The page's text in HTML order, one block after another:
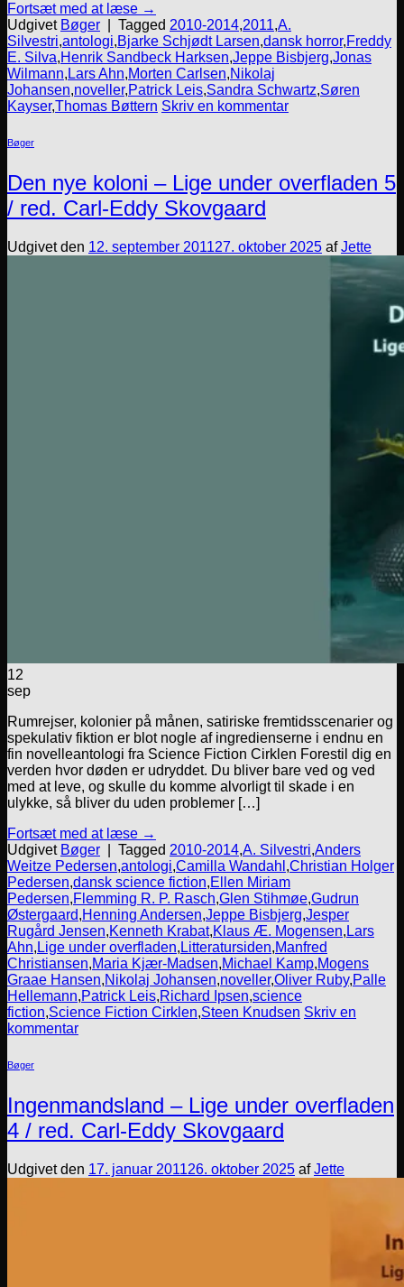
Fortsæt med at læse →
Udgivet Bøger Tagged 2010-2014,2011,A.
Silvestri,antologi,Bjarke Schjødt Larsen,dansk horror,Freddy
E. Silva,Henrik Sandbeck Harksen,Jeppe Bisbjerg,Jonas
Wilmann, Lars Ahn,Morten Carlsen,Nikolaj
Johansen,noveller,Patrick Leis,Sandra Schwartz,Søren
Kayser,Thomas Bøttern Skriv en kommentar
Bøger
Den nye koloni – Lige under overfladen 5
/ red. Carl-Eddy Skovgaard
Udgivet den 12. september 201127. oktober 2025 afJette
12
sep
Rumrejser, kolonier på månen, satiriske fremtidsscenarier og
spekulativ fiktion er blot nogle af ingredienserne i endnu en
fin novelleantologi fra Science Fiction Cirklen Forestil dig en
verden hvor døden er udryddet. Du bliver bare ved og ved
med at leve, og skulle du komme alvorligt til skade i en
ulykke, så bliver du uden problemer […]
Fortsæt med at læse →
Udgivet Bøger Tagged 2010-2014,A. Silvestri,Anders
Weitze Pedersen,antologi,Camilla Wandahl ,Christian Holger
Pedersen,dansk science fiction,Ellen Miriam
Pedersen,Flemming R. P. Rasch,Glen Stihmøe,Gudrun
Østergaard,Henning Andersen,Jeppe Bisbjerg,Jesper
Rugård Jensen,Kenneth Krabat,Klaus Æ. Mogensen, Lars
Ahn, Lige under overfladen, Litteratursiden,Manfred
Christiansen,Maria Kjær-Madsen,Michael Kamp,Mogens
Graae Hansen,Nikolaj Johansen,noveller,Oliver Ruby,Palle
Hellemann,Patrick Leis,Richard Ipsen,science
fiction,Science Fiction Cirklen,Steen Knudsen Skriv en
kommentar
Bøger
Ingenmandsland – Lige under overfladen
4 / red. Carl-Eddy Skovgaard
Udgivet den 17. januar 201126. oktober 2025 afJette